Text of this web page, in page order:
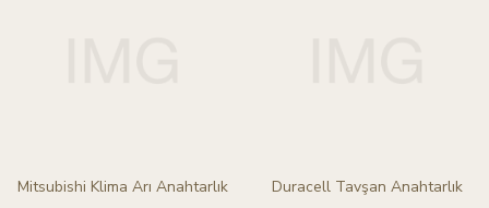
Mitsubishi Klima Arı Anahtarlık Duracell Tavşan Anahtarlık